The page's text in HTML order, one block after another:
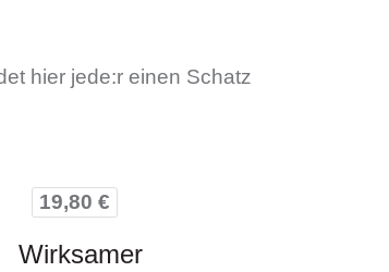
hier jede:r einen Schatz
19,80 €
Wirksamer